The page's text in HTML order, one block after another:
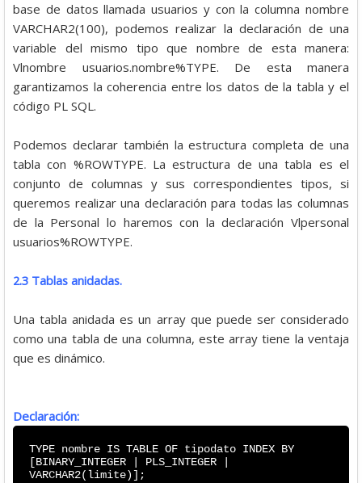
base de datos llamada usuarios y con la columna nombre
VARCHAR2(100), podemos realizar la declaración de una
variable del mismo tipo que nombre de esta manera:
Vlnombre usuarios.nombre%TYPE. De esta manera
garantizamos la coherencia entre los datos de la tabla y el
código PL SQL.
Podemos declarar también la estructura completa de una
tabla con %ROWTYPE. La estructura de una tabla es el
conjunto de columnas y sus correspondientes tipos, si
queremos realizar una declaración para todas las columnas
de la Personal lo haremos con la declaración Vlpersonal
usuarios%ROWTYPE.
2.3 Tablas anidadas.
Una tabla anidada es un array que puede ser considerado
como una tabla de una columna, este array tiene la ventaja
que es dinámico.
Declaración:
TYPE nombre IS TABLE OF tipodato INDEX BY
[BINARY_INTEGER | PLS_INTEGER |
VARCHAR2(limite)];